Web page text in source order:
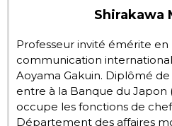
Chroniques
Shirakawa
Professeur invité émérite
communication
Aoyama Gakuin. Diplômé de
entre à la Banque du Japon
occupe les fonctions de
Département des affaires